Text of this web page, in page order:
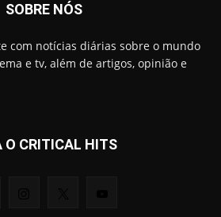
SOBRE NÓS
com notícias diárias sobre o mundo
e tv, além de artigos, opinião e
O CRITICAL HITS